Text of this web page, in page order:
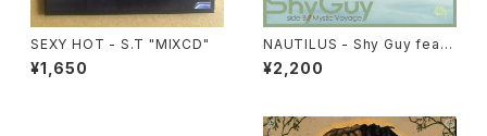
SEXY HOT - S.T "MIXCD"
¥1,650
NAUTILUS - Shy Guy feat.
Emi Tawata / Mystic Voyag
e "7"
¥2,200